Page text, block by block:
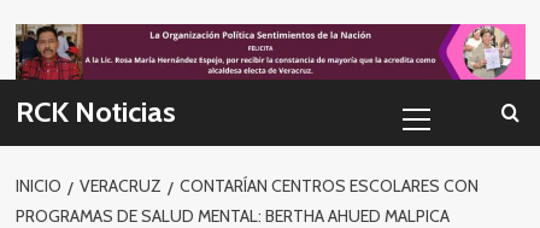
to
content
RCK Noticias
primario
INICIO VERACRUZ
CONTARÍAN CENTROS ESCOLARES CON
PROGRAMAS DE SALUD MENTAL: BERTHA AHUED MALPICA